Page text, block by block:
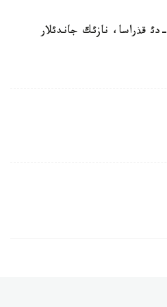
ايماقتاعئ ةر ازاماتتار مةن ايةلدةر سانئنئث ارا سالماعئ الشاق ةمةس. ةرلةر 319709-دئ قذراسا، نازئك جاندئلار